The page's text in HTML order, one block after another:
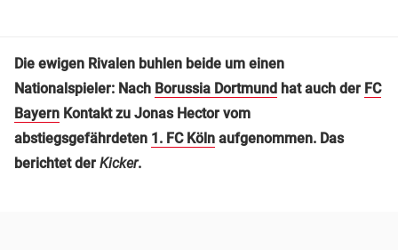
Die ewigen Rivalen buhlen beide um einen
Nationalspieler: Nach Borussia Dortmund hat auch der FC
Bayern Kontakt zu Jonas Hector vom
abstiegsgefährdeten 1. FC Köln aufgenommen. Das
berichtet der Kicker.